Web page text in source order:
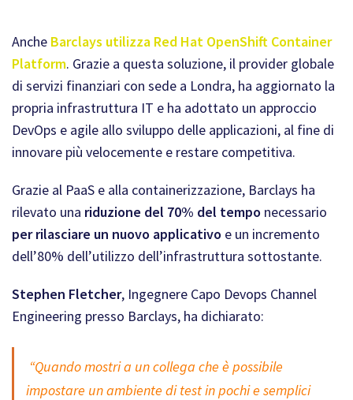
Anche Barclays utilizza Red Hat OpenShift Container
Platform. Grazie a questa soluzione, il provider globale
di servizi finanziari con sede a Londra, ha aggiornato la
propria infrastruttura IT e ha adottato un approccio
DevOps e agile allo sviluppo delle applicazioni, al fine di
innovare più velocemente e restare competitiva.
Grazie al PaaS e alla containerizzazione, Barclays ha
rilevato una riduzione del 70% del tempo necessario
per rilasciare un nuovo applicativo e un incremento
dell’80% dell’utilizzo dell’infrastruttura sottostante.
Stephen Fletcher, Ingegnere Capo Devops Channel
Engineering presso Barclays, ha dichiarato:
“Quando mostri a un collega che è possibile
impostare un ambiente di test in pochi e semplici